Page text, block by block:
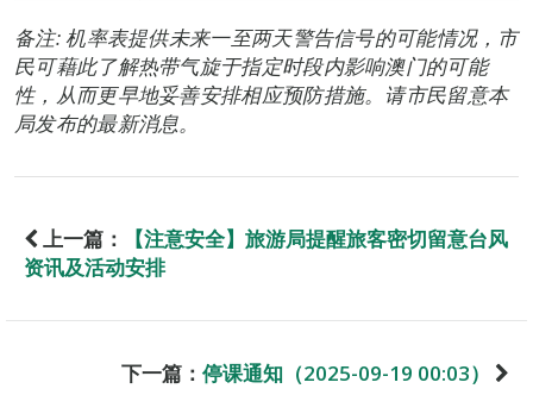
备注: 机率表提供未来一至两天警告信号的可能情况，市
民可藉此了解热带气旋于指定时段内影响澳门的可能
性，从而更早地妥善安排相应预防措施。请市民留意本
局发布的最新消息。
上一篇：
【注意安全】旅游局提醒旅客密切留意台风
资讯及活动安排
下一篇： 停课通知（2025-09-19 00:03）